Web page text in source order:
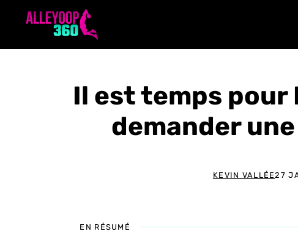
Il est temps pour
demander
KEVIN VALLÉE27
EN RÉSUMÉ